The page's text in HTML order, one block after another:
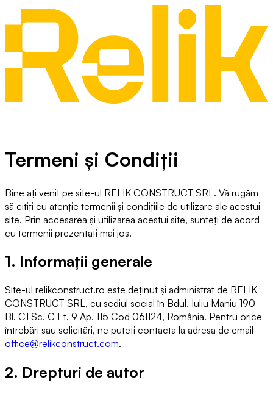
Termeni și Condiții
Bine ați venit pe site-ul RELIK CONSTRUCT SRL. Vă rugăm
să citiți cu atenție termenii și condițiile de utilizare ale acestui
site. Prin accesarea și utilizarea acestui site, sunteți de acord
cu termenii prezentați mai jos.
1. Informații generale
Site-ul relikconstruct.ro este deținut și administrat de RELIK
CONSTRUCT SRL, cu sediul social în Bdul. Iuliu Maniu 190
Bl. C1 Sc. C Et. 9 Ap. 115 Cod 061124, România. Pentru orice
întrebări sau solicitări, ne puteți contacta la adresa de email
office@relikconstruct.com.
2. Drepturi de autor